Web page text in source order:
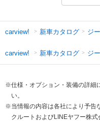
carview! 新車カタログ ジ
carview! 新車カタログ ジ
※仕様・オプション・装備の詳細
い。
※当情報の内容は各社により予告
クルートおよびLINEヤフー株